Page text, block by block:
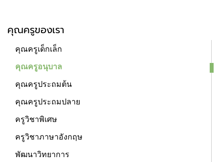
คุณครูของเรา
คุณครูเด็กเล็ก
คุณครูอนุบาล
คุณครูประถมต้น
คุณครูประถมปลาย
ครูวิชาพิเศษ
ครูวิชาภาษาอังกฤษ
พัฒนาวิทยาการ